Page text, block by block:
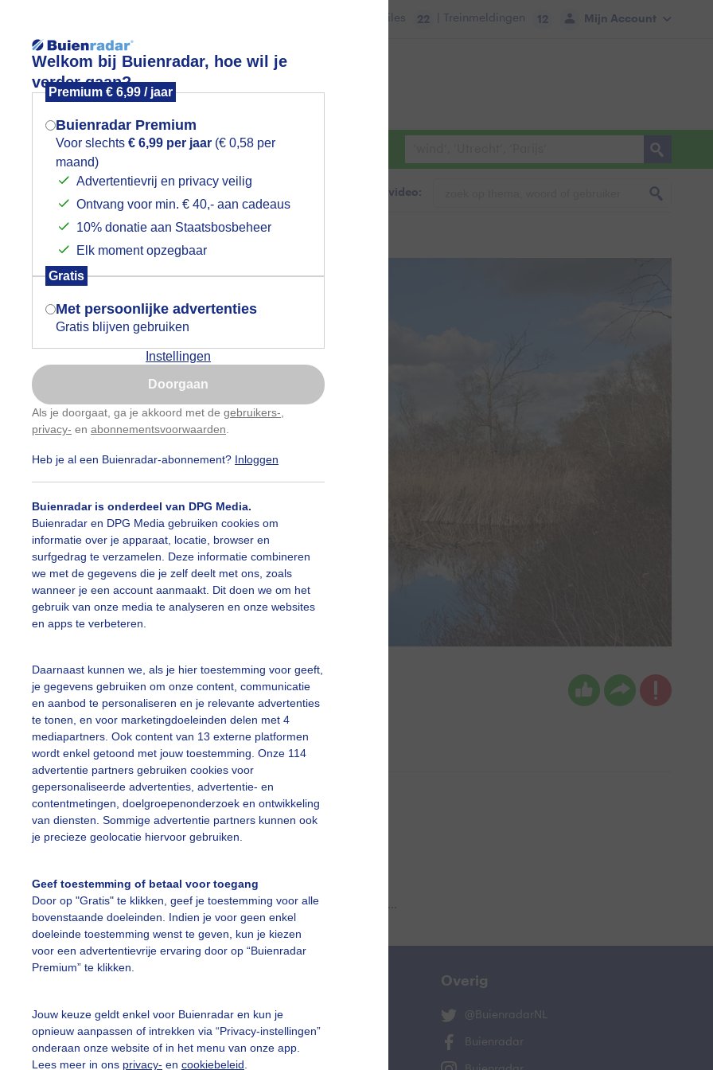
Welkom bij Buienradar, hoe wil je
verder gaan?
Premium € 6,99 / jaar
Buienradar Premium
Voor slechts € 6,99 per jaar (€ 0,58 per
maand)
Advertentievrij en privacy veilig
Ontvang voor min. € 40,- aan cadeaus
10% donatie aan Staatsbosbeheer
Elk moment opzegbaar
Gratis
Met persoonlijke advertenties
Gratis blijven gebruiken
Instellingen
Doorgaan
Als je doorgaat, ga je akkoord met de gebruikers-
privacy- en abonnementsvoorwaarden
Heb je al een Buienradar-abonnement? Inloggen
Buienradar is onderdeel van DPG Media.
Buienradar en DPG Media gebruiken cookies om
informatie over je apparaat, locatie, browser en
surfgedrag te verzamelen. Deze informatie combineren
we met de gegevens die je zelf deelt met ons, zoals
wanneer je een account aanmaakt. Dit doen we om het
gebruik van onze media te analyseren en onze websites
en apps te verbeteren.
Daarnaast kunnen we, als je hier toestemming voor geeft,
je gegevens gebruiken om onze content, communicatie
en aanbod te personaliseren en je relevante advertenties
te tonen, en voor marketingdoeleinden delen met 4
mediapartners. Ook content van 13 externe platformen
wordt enkel getoond met jouw toestemming. Onze 114
advertentie partners gebruiken cookies voor
gepersonaliseerde advertenties, advertentie- en
contentmetingen, doelgroepenonderzoek en ontwikkeling
van diensten. Sommige advertentie partners kunnen ook
je precieze geolocatie hiervoor gebruiken.
Geef toestemming of betaal voor toegang
Door op "Gratis" te klikken, geef je toestemming voor alle
bovenstaande doeleinden. Indien je voor geen enkel
doeleinde toestemming wenst te geven, kun je kiezen
voor een advertentievrije ervaring door op “Buienradar
Premium” te klikken.
Jouw keuze geldt enkel voor Buienradar en kun je
opnieuw aanpassen of intrekken via “Privacy-instellingen”
onderaan onze website of in het menu van onze app.
Lees meer in ons privacy- en cookiebeleid
Mijn Account
Files 22 | Treinmeldingen 12
Foto en video Weerzine
Zoeken in foto & video:
Annet Piet Gemaakt: 09-11-2025, 20x bekeken
Zon Wolken
slideshow
Een moment geduld aub...
vragen
De Bilt
Overig
@BuienradarNL
Buienradar
Mogen we je locatie gebruiken voor
het weer?
Indien je hier nog geen akkoord op hebt
gegeven, verschijnt er zo een pop-up uit
je browser waarin deze toestemming
gevraagd wordt.
Is goed, toon de popup
Nu niet, misschien later
Gebruik je Safari en wil je niet elke dag deze pop-up
Klikhierom dit aan te passen